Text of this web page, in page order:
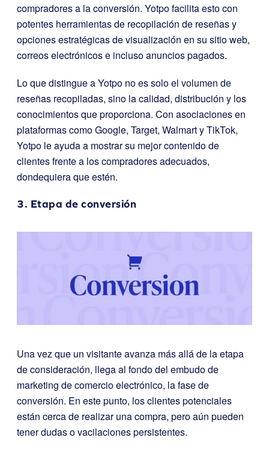
compradores a la conversión. Yotpo facilita esto con
potentes herramientas de recopilación de reseñas y
opciones estratégicas de visualización en su sitio web,
correos electrónicos e incluso anuncios pagados.
Lo que distingue a Yotpo no es solo el volumen de
reseñas recopiladas, sino la calidad, distribución y los
conocimientos que proporciona. Con asociaciones en
plataformas como Google, Target, Walmart y TikTok,
Yotpo le ayuda a mostrar su mejor contenido de
clientes frente a los compradores adecuados,
dondequiera que estén.
3. Etapa de conversión
Una vez que un visitante avanza más allá de la etapa
de consideración, llega al fondo del embudo de
marketing de comercio electrónico, la fase de
conversión. En este punto, los clientes potenciales
están cerca de realizar una compra, pero aún pueden
tener dudas o vacilaciones persistentes.